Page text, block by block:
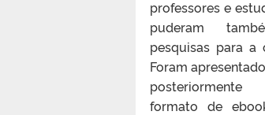
professores e
puderam
pesquisas para a
Foram
formato de